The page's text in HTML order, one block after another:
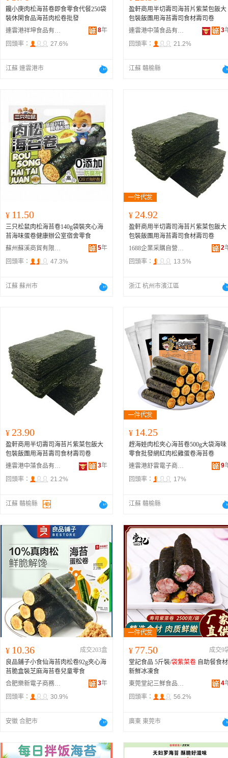
饞小庚肉松海苔卷即食零食代餐250袋
裝休閑食品海苔肉松卷批發
連雲港祥坤食品有限公司
8年
回頭率：
27.6%
江蘇 連雲港市
盈軒商用半切壽司海苔片紫菜包飯大
包裝飯團用海苔壽司食材壽司卷
連雲港中藻食品有限公司
3
回頭率：
21.2%
江蘇 贛榆縣
¥ 11.50
三只松鼠肉松海苔卷140g袋裝夾心海
苔海味蛋卷健康辦公室宿舍零食
蘇州蘇溪商貿有限公司
5年
回頭率：
47.3%
江蘇 蘇州市
¥ 24.92
盈軒商用半切壽司海苔片紫菜包飯大
包裝飯團用海苔壽司食材壽司卷
1688企業采購自營商城
2
回頭率：
13.5%
浙江 杭州市濱江區
¥ 23.90
盈軒商用半切壽司海苔片紫菜包飯大
包裝飯團用海苔壽司食材壽司卷
連雲港中藻食品有限公司
3年
回頭率：
21.2%
江蘇 贛榆縣
¥ 14.25
趕海娃肉松夾心海苔卷500g大袋海味
零食批發網紅肉松雞蛋卷海苔卷
連雲港舒雲電子商務有限公司
9
回頭率：
17%
江蘇 贛榆縣
¥ 10.36
成交203盒
良品鋪子小食仙海苔肉松卷92g夾心海
苔脆盒裝芝麻海苔卷兒童零食
合肥樂新電子商務有限公司
3年
回頭率：
30.9%
安徽 合肥市
¥ 77.50
成交9
堂記食品 5斤裝/袋紫菜卷
新鮮冰凍食
東莞堂記三鮮食品有限公司
4
回頭率：
56.2%
廣東 東莞市